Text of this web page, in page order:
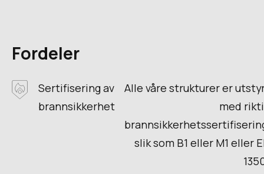
Fordeler
Sertifisering av
brannsikkerhet
Alle våre strukturer er
med
slik som B1 eller M1 eller